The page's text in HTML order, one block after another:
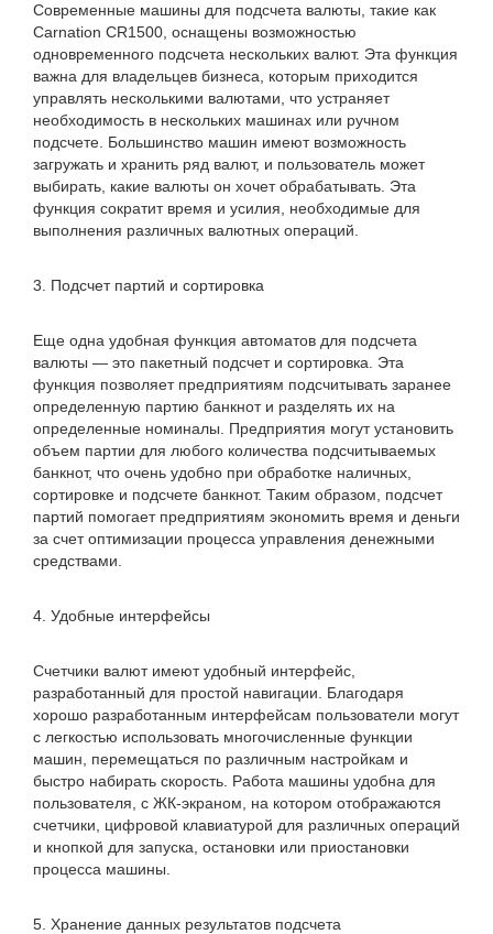
Современные машины для подсчета валюты, такие как
Carnation CR1500, оснащены возможностью
одновременного подсчета нескольких валют. Эта функция
важна для владельцев бизнеса, которым приходится
управлять несколькими валютами, что устраняет
необходимость в нескольких машинах или ручном
подсчете. Большинство машин имеют возможность
загружать и хранить ряд валют, и пользователь может
выбирать, какие валюты он хочет обрабатывать. Эта
функция сократит время и усилия, необходимые для
выполнения различных валютных операций.
3. Подсчет партий и сортировка
Еще одна удобная функция автоматов для подсчета
валюты — это пакетный подсчет и сортировка. Эта
функция позволяет предприятиям подсчитывать заранее
определенную партию банкнот и разделять их на
определенные номиналы. Предприятия могут установить
объем партии для любого количества подсчитываемых
банкнот, что очень удобно при обработке наличных,
сортировке и подсчете банкнот. Таким образом, подсчет
партий помогает предприятиям экономить время и деньги
за счет оптимизации процесса управления денежными
средствами.
4. Удобные интерфейсы
Счетчики валют имеют удобный интерфейс,
разработанный для простой навигации. Благодаря
хорошо разработанным интерфейсам пользователи могут
с легкостью использовать многочисленные функции
машин, перемещаться по различным настройкам и
быстро набирать скорость. Работа машины удобна для
пользователя, с ЖК-экраном, на котором отображаются
счетчики, цифровой клавиатурой для различных операций
и кнопкой для запуска, остановки или приостановки
процесса машины.
5. Хранение данных результатов подсчета